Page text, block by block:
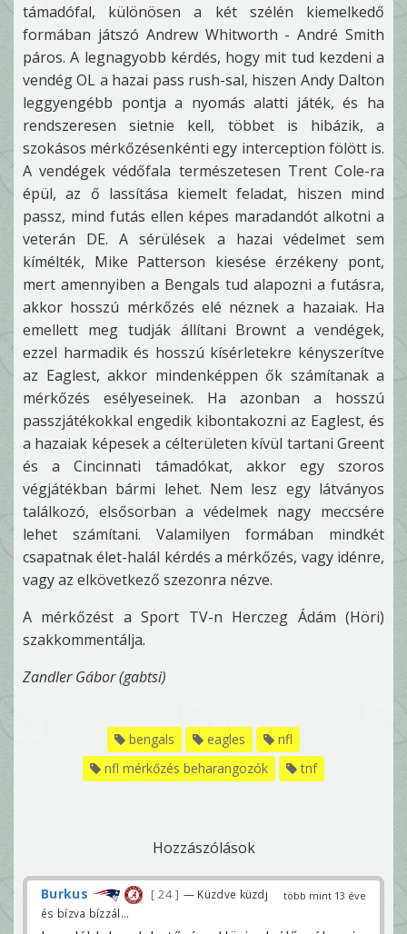
támadófal, különösen a két szélén kiemelkedő
formában játszó Andrew Whitworth - André Smith
páros. A legnagyobb kérdés, hogy mit tud kezdeni a
vendég OL a hazai pass rush-sal, hiszen Andy Dalton
leggyengébb pontja a nyomás alatti játék, és ha
rendszeresen sietnie kell, többet is hibázik, a
szokásos mérkőzésenkénti egy interception fölött is.
A vendégek védőfala természetesen Trent Cole-ra
épül, az ő lassítása kiemelt feladat, hiszen mind
passz, mind futás ellen képes maradandót alkotni a
veterán DE. A sérülések a hazai védelmet sem
kímélték, Mike Patterson kiesése érzékeny pont,
mert amennyiben a Bengals tud alapozni a futásra,
akkor hosszú mérkőzés elé néznek a hazaiak. Ha
emellett meg tudják állítani Brownt a vendégek,
ezzel harmadik és hosszú kísérletekre kényszerítve
az Eaglest, akkor mindenképpen ők számítanak a
mérkőzés esélyeseinek. Ha azonban a hosszú
passzjátékokkal engedik kibontakozni az Eaglest, és
a hazaiak képesek a célterületen kívül tartani Greent
és a Cincinnati támadókat, akkor egy szoros
végjátékban bármi lehet. Nem lesz egy látványos
találkozó, elsősorban a védelmek nagy meccsére
lehet számítani. Valamilyen formában mindkét
csapatnak élet-halál kérdés a mérkőzés, vagy idénre,
vagy az elkövetkező szezonra nézve.
A mérkőzést a Sport TV-n Herczeg Ádám (Höri)
szakkommentálja.
Zandler Gábor (gabtsi)
bengals eagles
nfl
nfl mérkőzés beharangozók
tnf
Hozzászólások
több mint 13 éve
Burkus 24
— Küzdve küzdj
és bízva bízzál...